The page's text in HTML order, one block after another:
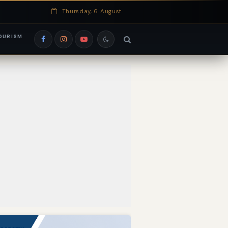
EduRank
Thursday, 6 August